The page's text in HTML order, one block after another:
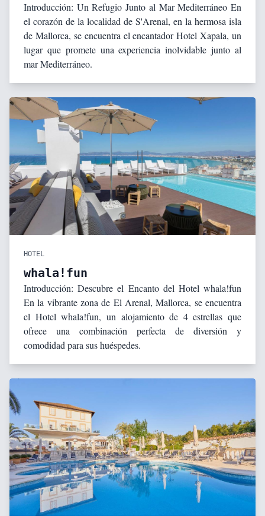
Introducción: Un Refugio Junto al Mar Mediterráneo En
el corazón de la localidad de S'Arenal, en la hermosa isla
de Mallorca, se encuentra el encantador Hotel Xapala, un
lugar que promete una experiencia inolvidable junto al
mar Mediterráneo.
HOTEL
whala!fun
Introducción: Descubre el Encanto del Hotel whala!fun
En la vibrante zona de El Arenal, Mallorca, se encuentra
el Hotel whala!fun, un alojamiento de 4 estrellas que
ofrece una combinación perfecta de diversión y
comodidad para sus huéspedes.